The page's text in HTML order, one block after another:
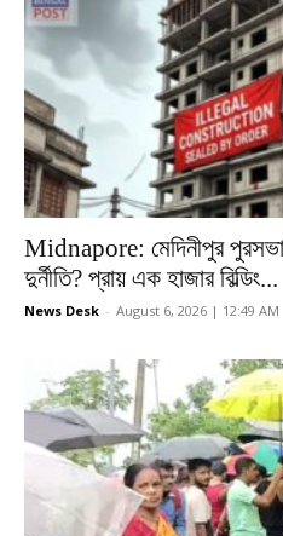
Midnapore: মেদিনীপুর
দুর্নীতি? প্রায় এক হাজার বিল্ডিং...
News Desk - August 6, 2026 | 12:49 AM